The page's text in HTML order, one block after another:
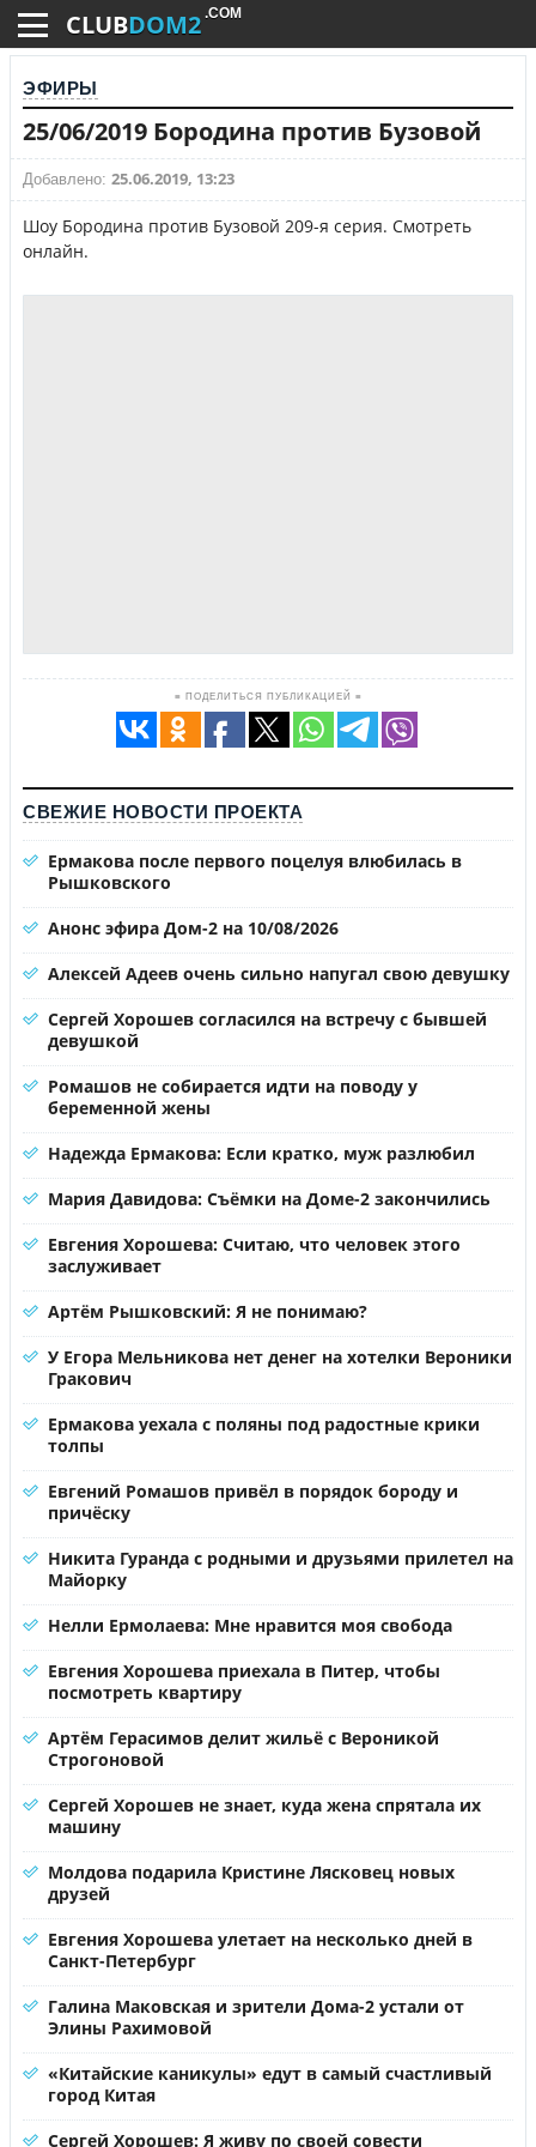
CLUBDOM2 .COM
ЭФИРЫ
25/06/2019 Бородина против Бузовой
Добавлено: 25.06.2019, 13:23
Шоу Бородина против Бузовой 209-я серия. Смотреть
онлайн.
≡ ПОДЕЛИТЬСЯ ПУБЛИКАЦИЕЙ ≡
СВЕЖИЕ НОВОСТИ ПРОЕКТА
Ермакова после первого поцелуя влюбилась в
Рышковского
Анонс эфира Дом-2 на 10/08/2026
Алексей Адеев очень сильно напугал свою девушку
Сергей Хорошев согласился на встречу с бывшей
девушкой
Ромашов не собирается идти на поводу у
беременной жены
Надежда Ермакова: Если кратко, муж разлюбил
Мария Давидова: Съёмки на Доме-2 закончились
Евгения Хорошева: Считаю, что человек этого
заслуживает
Артём Рышковский: Я не понимаю?
У Егора Мельникова нет денег на хотелки Вероники
Гракович
Ермакова уехала с поляны под радостные крики
толпы
Евгений Ромашов привёл в порядок бороду и
причёску
Никита Гуранда с родными и друзьями прилетел на
Майорку
Нелли Ермолаева: Мне нравится моя свобода
Евгения Хорошева приехала в Питер, чтобы
посмотреть квартиру
Артём Герасимов делит жильё с Вероникой
Строгоновой
Сергей Хорошев не знает, куда жена спрятала их
машину
Молдова подарила Кристине Лясковец новых
друзей
Евгения Хорошева улетает на несколько дней в
Санкт-Петербург
Галина Маковская и зрители Дома-2 устали от
Элины Рахимовой
«Китайские каникулы» едут в самый счастливый
город Китая
Сергей Хорошев: Я живу по своей совести